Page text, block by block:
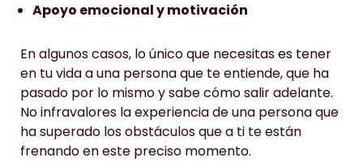
Apoyo emocional y motivación
En algunos casos, lo único que necesitas es tener
en tu vida a una persona que te entiende, que ha
pasado por lo mismo y sabe cómo salir adelante.
No infravalores la experiencia de una persona que
ha superado los obstáculos que a ti te están
frenando en este preciso momento.